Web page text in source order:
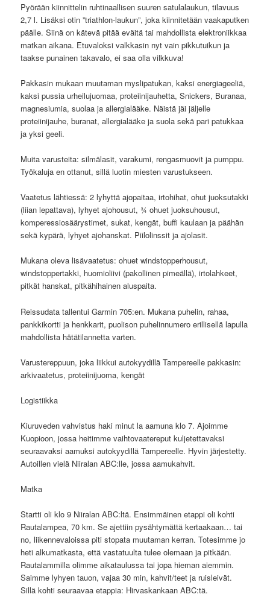
Pyörään kiinnittelin ruhtinaallisen suuren satulalaukun, tilavuus
2,7 l. Lisäksi otin ”triathlon-laukun”, joka kiinnitetään vaakaputken
päälle. Siinä on kätevä pitää eväitä tai mahdollista elektroniikkaa
matkan aikana. Etuvaloksi valkkasin nyt vain pikkutuikun ja
taakse punainen takavalo, ei saa olla vilkkuva!
Pakkasin mukaan muutaman myslipatukan, kaksi energiageeliä,
kaksi pussia urheilujuomaa, proteiinijauhetta, Snickers, Buranaa,
magnesiumia, suolaa ja allergialääke. Näistä jäi jäljelle
proteiinijauhe, buranat, allergialääke ja suola sekä pari patukkaa
ja yksi geeli.
Muita varusteita: silmälasit, varakumi, rengasmuovit ja pumppu.
Työkaluja en ottanut, sillä luotin miesten varustukseen.
Vaatetus lähtiessä: 2 lyhyttä ajopaitaa, irtohihat, ohut juoksutakki
(liian lepattava), lyhyet ajohousut, ¾ ohuet juoksuhousut,
komperessiosäärystimet, sukat, kengät, buffi kaulaan ja päähän
sekä kypärä, lyhyet ajohanskat. Piilolinssit ja ajolasit.
Mukana oleva lisävaatetus: ohuet windstopperhousut,
windstoppertakki, huomioliivi (pakollinen pimeällä), irtolahkeet,
pitkät hanskat, pitkähihainen aluspaita.
Reissudata tallentui Garmin 705:en. Mukana puhelin, rahaa,
pankkikortti ja henkkarit, puolison puhelinnumero erillisellä lapulla
mahdollista hätätilannetta varten.
Varustereppuun, joka liikkui autokyydillä Tampereelle pakkasin:
arkivaatetus, proteiinijuoma, kengät
Logistiikka
Kiuruveden vahvistus haki minut la aamuna klo 7. Ajoimme
Kuopioon, jossa heitimme vaihtovaatereput kuljetettavaksi
seuraavaksi aamuksi autokyydillä Tampereelle. Hyvin järjestetty.
Autoillen vielä Niiralan ABC:lle, jossa aamukahvit.
Matka
Startti oli klo 9 Niiralan ABC:ltä. Ensimmäinen etappi oli kohti
Rautalampea, 70 km. Se ajettiin pysähtymättä kertaakaan… tai
no, liikennevaloissa piti stopata muutaman kerran. Totesimme jo
heti alkumatkasta, että vastatuulta tulee olemaan ja pitkään.
Rautalammilla olimme aikataulussa tai jopa hieman aiemmin.
Saimme lyhyen tauon, vajaa 30 min, kahvit/teet ja ruisleivät.
Sillä kohti seuraavaa etappia: Hirvaskankaan ABC:tä.